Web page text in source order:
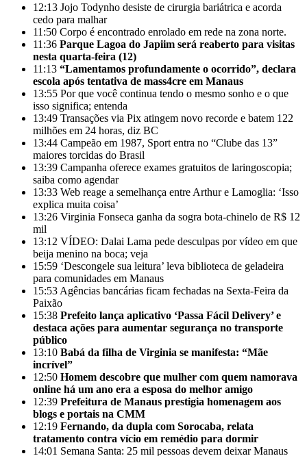
12:13 Jojo Todynho desiste de cirurgia bariátrica e acorda
cedo para malhar
11:50 Corpo é encontrado enrolado em rede na zona norte.
11:36 Parque Lagoa do Japiim será reaberto para visitas
nesta quarta-feira (12)
11:13 “Lamentamos profundamente o ocorrido”, declara
escola após tentativa de mass4cre em Manaus
13:55 Por que você continua tendo o mesmo sonho e o que
isso significa; entenda
13:49 Transações via Pix atingem novo recorde e batem 122
milhões em 24 horas, diz BC
13:44 Campeão em 1987, Sport entra no “Clube das 13”
maiores torcidas do Brasil
13:39 Campanha oferece exames gratuitos de laringoscopia;
saiba como agendar
13:33 Web reage a semelhança entre Arthur e Lamoglia: ‘Isso
explica muita coisa’
13:26 Virginia Fonseca ganha da sogra bota-chinelo de R$ 12
mil
13:12 VÍDEO: Dalai Lama pede desculpas por vídeo em que
beija menino na boca; veja
15:59 ‘Descongele sua leitura’ leva biblioteca de geladeira
para comunidades em Manaus
15:53 Agências bancárias ficam fechadas na Sexta-Feira da
Paixão
15:38 Prefeito lança aplicativo ‘Passa Fácil Delivery’ e
destaca ações para aumentar segurança no transporte
público
13:10 Babá da filha de Virginia se manifesta: “Mãe
incrível”
12:50 Homem descobre que mulher com quem namorava
online há um ano era a esposa do melhor amigo
12:39 Prefeitura de Manaus prestigia homenagem aos
blogs e portais na CMM
12:19 Fernando, da dupla com Sorocaba, relata
tratamento contra vício em remédio para dormir
14:01 Semana Santa: 25 mil pessoas devem deixar Manaus